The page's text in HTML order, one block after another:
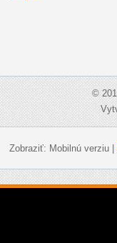
©
Zobraziť: Mobilnú verziu|